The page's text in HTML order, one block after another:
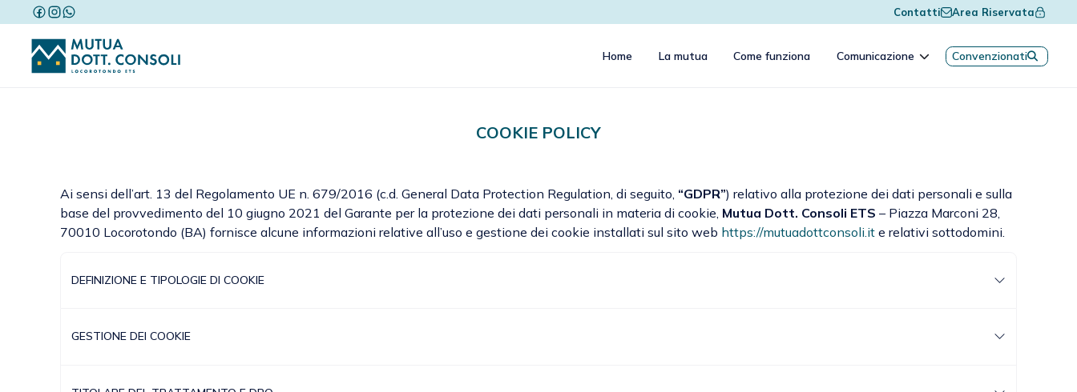
Contatti Area Riservata
Home La mutua Come funziona Comunicazione Convenzionati
COOKIE POLICY
Ai sensi dell’art. 13 del Regolamento UE n. 679/2016 (c.d. General Data Protection Regulation, di seguito, “GDPR”) relativo alla protezione dei dati personali e sulla
base del provvedimento del 10 giugno 2021 del Garante per la protezione dei dati personali in materia di cookie, Mutua Dott. Consoli ETS – Piazza Marconi 28,
70010 Locorotondo (BA) fornisce alcune informazioni relative all’uso e gestione dei cookie installati sul sito web https://mutuadottconsoli.it e relativi sottodomini.
DEFINIZIONE E TIPOLOGIE DI COOKIE
GESTIONE DEI COOKIE